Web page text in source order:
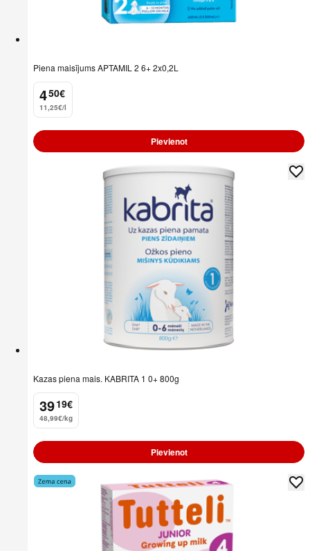
Piena maisījums APTAMIL 2 6+ 2x0,2L
4
. 50€
11,25€/l
Pievienot
Kazas piena mais. KABRITA 1 0+ 800g
39
. 19€
48,99€/kg
Pievienot